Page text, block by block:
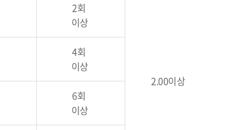
2회
이상
2.00이상
4회
이상
6회
이상